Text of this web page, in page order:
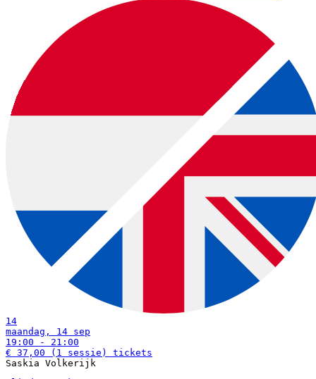
download:Nederlandstalige bon|English voucher
Voorbeelden van muziekworkshops (diverse prijzen):
download: English print
Examples of creative workshops up to €37:
14
maandag, 14 sep
19:00 - 21:00
€ 37,00
(1 sessie)
tickets
Saskia Volkerijk